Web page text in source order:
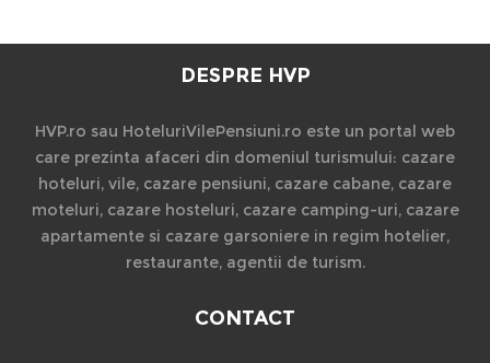
DESPRE HVP
HVP.ro sau HoteluriVilePensiuni.ro este un portal web
care prezinta afaceri din domeniul turismului: cazare
hoteluri, vile, cazare pensiuni, cazare cabane, cazare
moteluri, cazare hosteluri, cazare camping-uri, cazare
apartamente si cazare garsoniere in regim hotelier,
restaurante, agentii de turism.
CONTACT